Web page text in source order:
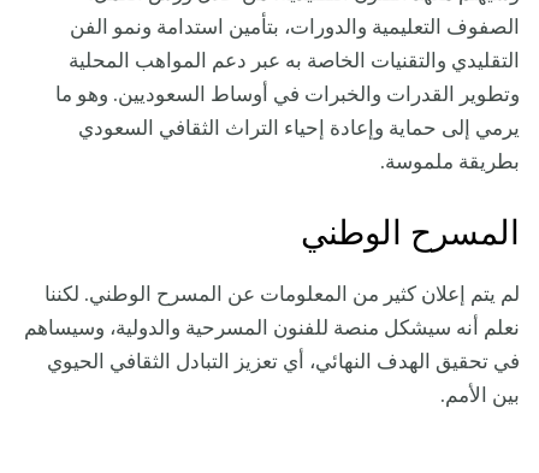
الصفوف التعليمية والدورات، بتأمين استدامة ونمو الفن
التقليدي والتقنيات الخاصة به عبر دعم المواهب المحلية
وتطوير القدرات والخبرات في أوساط السعوديين. وهو ما
يرمي إلى حماية وإعادة إحياء التراث الثقافي السعودي
بطريقة ملموسة.
المسرح الوطني
لم يتم إعلان كثير من المعلومات عن المسرح الوطني. لكننا
نعلم أنه سيشكل منصة للفنون المسرحية والدولية، وسيساهم
في تحقيق الهدف النهائي، أي تعزيز التبادل الثقافي الحيوي
بين الأمم.